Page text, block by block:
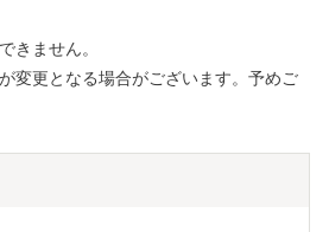
きません。
変更となる場合がございます。予めご